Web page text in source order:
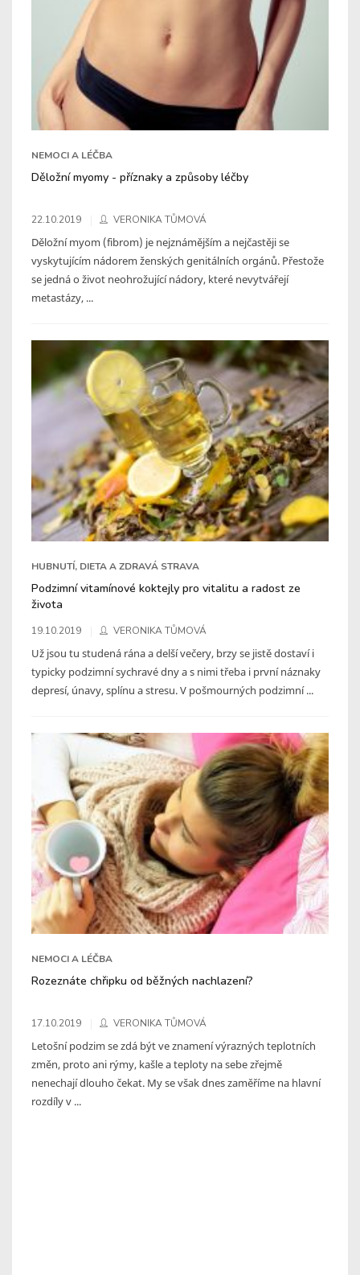
NEMOCI A LÉČBA
Děložní myomy - příznaky a způsoby léčby
22.10.2019 VERONIKA TŮMOVÁ
Děložní myom (fibrom) je nejznámějším a nejčastěji se
vyskytujícím nádorem ženských genitálních orgánů. Přestože
se jedná o život neohrožující nádory, které nevytvářejí
metastázy, ...
HUBNUTÍ, DIETA A ZDRAVÁ STRAVA
Podzimní vitamínové koktejly pro vitalitu a radost ze
života
19.10.2019 VERONIKA TŮMOVÁ
Už jsou tu studená rána a delší večery, brzy se jistě dostaví i
typicky podzimní sychravé dny a s nimi třeba i první náznaky
depresí, únavy, splínu a stresu. V pošmourných podzimní ...
NEMOCI A LÉČBA
Rozeznáte chřipku od běžných nachlazení?
17.10.2019 VERONIKA TŮMOVÁ
Letošní podzim se zdá být ve znamení výrazných teplotních
změn, proto ani rýmy, kašle a teploty na sebe zřejmě
nenechají dlouho čekat. My se však dnes zaměříme na hlavní
rozdíly v ...